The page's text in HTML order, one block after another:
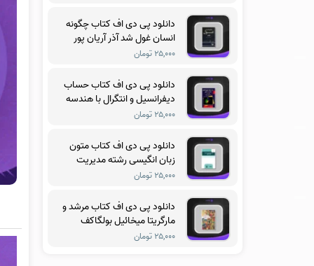
دانلود پی دی اف کتاب چگونه
انسان غول شد آذر آریان پور
۲۵,۰۰۰ تومان
دانلود پی دی اف کتاب حساب
دیفرانسیل و انتگرال با هندسه
تحلیلی جلد سوم ریچارد
۲۵,۰۰۰ تومان
دانلود پی دی اف کتاب متون
زبان انگیسی رشته مدیریت
آموزشی فریدون یزدانی
۲۵,۰۰۰ تومان
دانلود پی دی اف کتاب مرشد و
مارگریتا میخائیل بولگاکف
۲۵,۰۰۰ تومان